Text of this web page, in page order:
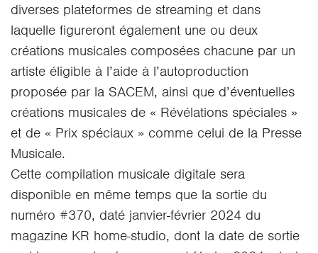
diverses plateformes de streaming et dans
laquelle figureront également une ou deux
créations musicales composées chacune par un
artiste éligible à l’aide à l’autoproduction
proposée par la SACEM, ainsi que d’éventuelles
créations musicales de « Révélations spéciales »
et de « Prix spéciaux » comme celui de la Presse
Musicale.
Cette compilation musicale digitale sera
disponible en même temps que la sortie du
numéro #370, daté janvier-février 2024 du
magazine KR home-studio, dont la date de sortie